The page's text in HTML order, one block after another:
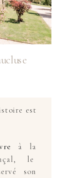
est
à la
le
son